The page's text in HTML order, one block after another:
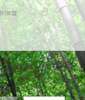
이트맵